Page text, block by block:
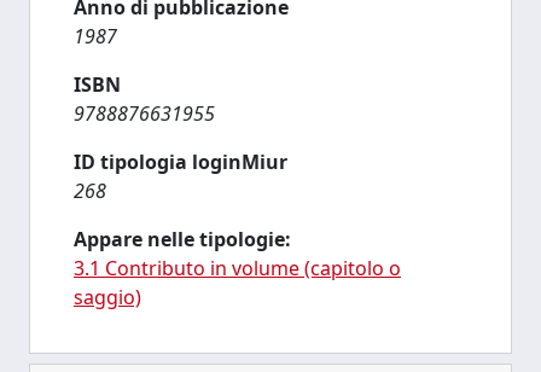
Anno di pubblicazione
1987
ISBN
9788876631955
ID tipologia loginMiur
268
Appare nelle tipologie:
3.1 Contributo in volume (capitolo o
saggio)